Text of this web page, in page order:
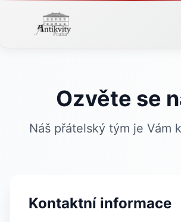
Ozvěte se
Náš přátelský tým je Vám
Kontaktní informace